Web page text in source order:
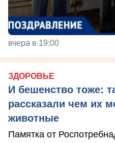
вчера в 19:00
ЗДОРОВЬЕ
И бешенство тоже:
рассказали чем их
животные
Памятка от